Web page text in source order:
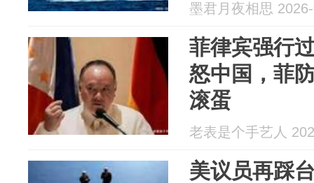
墨君月夜相思
菲律宾强行
怒中国，菲
滚蛋
老表是个手艺人
美议员再踩